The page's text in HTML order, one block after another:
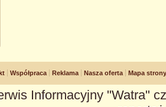
Współpraca Reklama Nasza oferta Mapa strony
Informacyjny "Watra"